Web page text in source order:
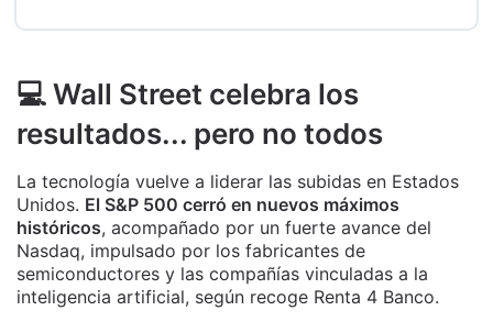
💻 Wall Street celebra los
resultados... pero no todos
La tecnología vuelve a liderar las subidas en Estados
Unidos. El S&P 500 cerró en nuevos máximos
históricos, acompañado por un fuerte avance del
Nasdaq, impulsado por los fabricantes de
semiconductores y las compañías vinculadas a la
inteligencia artificial, según recoge Renta 4 Banco.